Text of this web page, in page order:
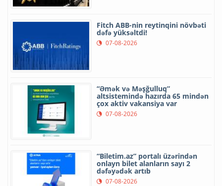
Fitch ABB-nin reytinqini növbəti
dəfə yüksəltdi!
07-08-2026
“Əmək və Məşğulluq”
altsistemində hazırda 65 mindən
çox aktiv vakansiya var
07-08-2026
“Biletim.az” portalı üzərindən
onlayn bilet alanların sayı 2
dəfəyədək artıb
07-08-2026